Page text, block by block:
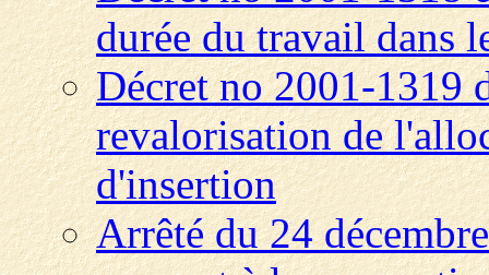
durée du travail dans
Décret no 2001-1319
revalorisation de
d'insertion
Arrêté du 24